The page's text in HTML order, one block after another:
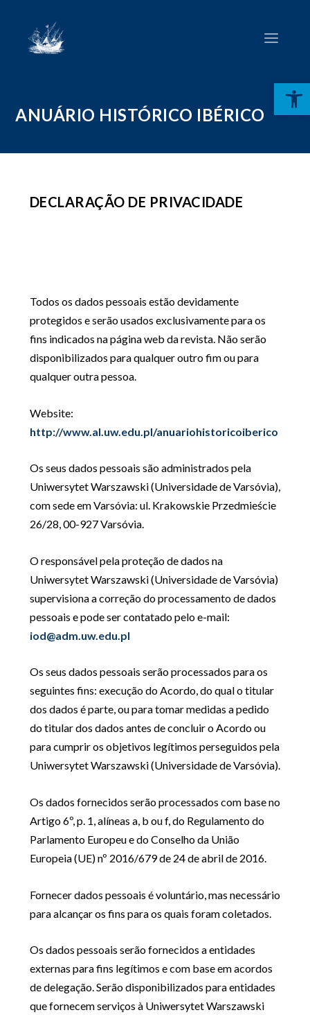
Open toolbar
ANUÁRIO HISTÓRICO IBÉRICO
DECLARAÇÃO DE PRIVACIDADE
Todos os dados pessoais estão devidamente
protegidos e serão usados exclusivamente para os
fins indicados na página web da revista. Não serão
disponibilizados para qualquer outro fim ou para
qualquer outra pessoa.
Website:
http://www.al.uw.edu.pl/anuariohistoricoiberico
Os seus dados pessoais são administrados pela
Uniwersytet Warszawski (Universidade de Varsóvia),
com sede em Varsóvia: ul. Krakowskie Przedmieście
26/28, 00-927 Varsóvia.
O responsável pela proteção de dados na
Uniwersytet Warszawski (Universidade de Varsóvia)
supervisiona a correção do processamento de dados
pessoais e pode ser contatado pelo e-mail:
iod@adm.uw.edu.pl
Os seus dados pessoais serão processados para os
seguintes fins: execução do Acordo, do qual o titular
dos dados é parte, ou para tomar medidas a pedido
do titular dos dados antes de concluir o Acordo ou
para cumprir os objetivos legítimos perseguidos pela
Uniwersytet Warszawski (Universidade de Varsóvia).
Os dados fornecidos serão processados com base no
Artigo 6º, p. 1, alíneas a, b ou f, do Regulamento do
Parlamento Europeu e do Conselho da União
Europeia (UE) nº 2016/679 de 24 de abril de 2016.
Fornecer dados pessoais é voluntário, mas necessário
para alcançar os fins para os quais foram coletados.
Os dados pessoais serão fornecidos a entidades
externas para fins legítimos e com base em acordos
de delegação. Serão disponibilizados para entidades
que fornecem serviços à Uniwersytet Warszawski